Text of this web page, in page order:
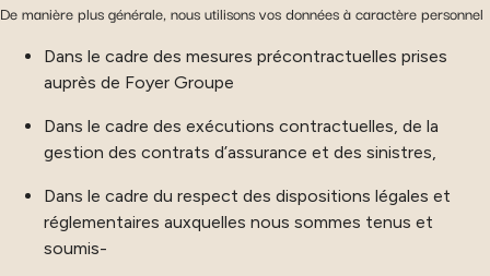
De manière plus générale, nous utilisons vos données à caractère personnel
Dans le cadre des mesures précontractuelles prises
auprès de Foyer Groupe
Dans le cadre des exécutions contractuelles, de la
gestion des contrats d’assurance et des sinistres,
Dans le cadre du respect des dispositions légales et
réglementaires auxquelles nous sommes tenus et
soumis-